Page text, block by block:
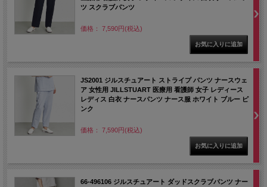
ツ スクラブパンツ
価格： 7,590円(税込)
JS2001 ジルスチュアート ストライプ パンツ ナースウェ
ア 女性用 JILLSTUART 医療用 看護師 女子 レディース
レディス 白衣 ナースパンツ ナース服 ホワイト ブルー ピ
ンク
価格： 7,590円(税込)
66-496106 ジルスチュアート ダッドスクラブパンツ ナー